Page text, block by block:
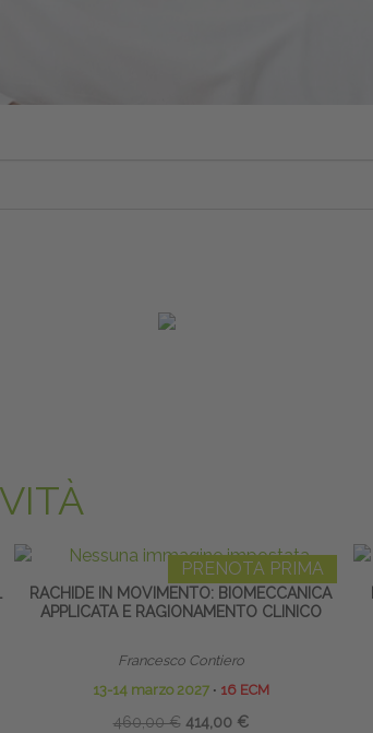
PRENOTA PRIMA
RACHIDE IN MOVIMENTO: BIOMECCANICA
APPLICATA E RAGIONAMENTO CLINICO
Francesco Contiero
13-14 marzo 2027 ∙ 16 ECM
460,00 € 414,00 €